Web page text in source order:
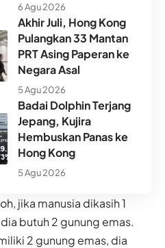
6 Agu 2026
Akhir Juli, Hong Kong
Pulangkan 33 Mantan
PRT Asing Paperan ke
Negara Asal
5 Agu 2026
Badai Dolphin Terjang
Jepang, Kujira
Hembuskan Panas ke
Hong Kong
5 Agu 2026
jika manusia dikasih 1
butuh 2 gunung emas.
2 gunung emas, dia